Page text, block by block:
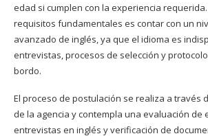
edad si cumplen con la experiencia
requisitos fundamentales es contar con un
avanzado de inglés, ya que el idioma es
entrevistas, procesos de selección y
bordo.
El proceso de postulación se realiza a través
de la agencia y contempla una evaluación de
entrevistas en inglés y verificación de